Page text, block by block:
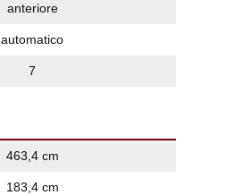
anteriore
automatico
7
463,4 cm
183,4 cm